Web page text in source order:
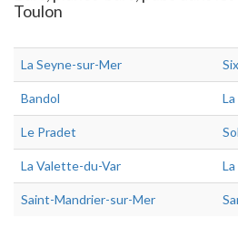
Toulon
La Seyne-sur-Mer
Bandol
Le Pradet
La Valette-du-Var
Saint-Mandrier-sur-Mer